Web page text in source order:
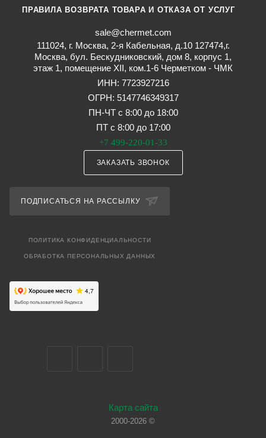
ПРАВИЛА ВОЗВРАТА ТОВАРА И ОТКАЗА ОТ УСЛУГ
sale@chermet.com
111024, г. Москва, 2-я Кабельная, д.10 127474,г.
Москва, бул. Бескудниковский, дом 8, корпус 1,
этаж 1, помещение XII, ком.1-6 Черметком - ЧМК
ИНН: 7723927216
ОГРН: 5147746349317
ПН-ЧТ с 8:00 до 18:00
ПТ с 8:00 до 17:00
+7 499-220-01-33
ЗАКАЗАТЬ ЗВОНОК
ПОДПИСАТЬСЯ НА РАССЫЛКУ
ПОЛИТИКА КОНФИДЕНЦИАЛЬНОСТИ
ОБРАБОТКА ПЕРСОНАЛЬНЫХ ДАННЫХ
Карта сайта
2000-2026 ©